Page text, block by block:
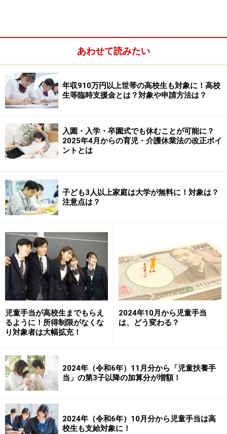
出産の本を買って情報収集。空気清浄機ってあった方
がいいかも。ビデオはやっぱり必要でしょ。せっかくだ
しデジカメも買っとく？洗濯物も増えるよね、乾燥機付
きの買う？なんだかんだと雑費の目安は５万円。
トータルで・・・
50万円～100万円 は、かかりそうです。これだけのお
金が9ヵ月間で必要かと思うとびっくりしますが、もら
えるお金や無利息で借りられる所もあるので次のページ
で紹介します。
※記事内容は執筆時点のものです。最新の内容をご確認くださ
い。
本記事の内容は一般的な情報提供を目的としており、特定の金融
商品や投資行動を推奨するものではありません。
投資や資産運用に関する最終的なご判断はご自身の責任において
行ってください。
掲載情報の正確性・完全性については十分に配慮しております
が、その内容を保証するものではなく、これに基づく損失・損害
などについて当社は一切の責任を負いません。
最新の情報や詳細については、必ず各金融機関やサービス提供者
の公式情報をご確認ください。
次のページへ
あわせて読みたい
年収910万円以上世帯の高校生も対象に！高校
生等臨時支援金とは？対象や申請方法は？
入園・入学・卒園式でも休むことが可能に？
2025年4月からの育児・介護休業法の改正ポイ
ントとは
子ども3人以上家庭は大学が無料に！対象は？
注意点は？
児童手当が高校生までもらえ
るように！所得制限がなくな
り対象者は大幅拡充！
2024年10月から児童手当
は、どう変わる？
2024年（令和6年）11月分から「児童扶養手
当」の第3子以降の加算分が増額！
2024年（令和6年）10月分から児童手当は高
校生も支給対象に！